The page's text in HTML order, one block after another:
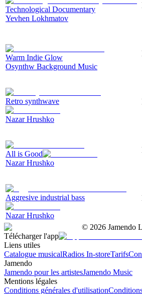
Technological Documentary
Yevhen Lokhmatov
Warm Indie Glow
Osynthw Background Music
Retro synthwave
Nazar Hrushko
All is Good
Nazar Hrushko
Aggresive industrial bass
Nazar Hrushko
© 2026 Jamendo
Télécharger l'app
Liens utiles
Catalogue musicalRadios In-storeTarifs
Jamendo
Jamendo pour les artistesJamendo Music
Mentions légales
Conditions générales d'utilisation